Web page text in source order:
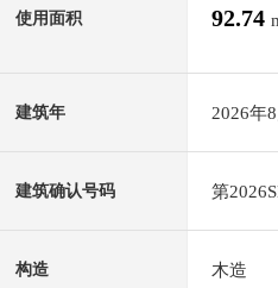
使用面积 92.74
建筑年 2026年
建筑确认号码 第
构造 木造